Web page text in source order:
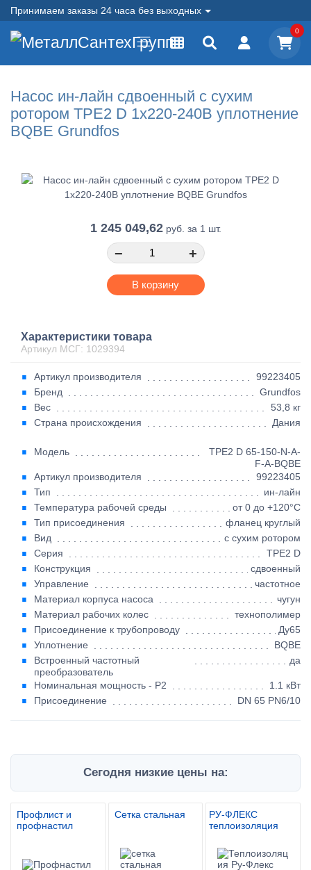
Принимаем заказы 24 часа без выходных
0
Насос ин-лайн сдвоенный с сухим
ротором TPE2 D 1х220-240В уплотнение
BQBE Grundfos
1 245 049,62руб. за 1 шт.
− +
В корзину
Характеристики товара
Артикул МСГ: 1029394
Артикул производителя
99223405
Бренд
Grundfos
Вес
53,8 кг
Страна происхождения
Дания
Модель
TPE2 D 65-150-N-A-
F-A-BQBE
Артикул производителя
99223405
Тип
ин-лайн
Температура рабочей среды
от 0 до +120°C
Тип присоединения
фланец круглый
Вид
с сухим ротором
Серия
TPE2 D
Конструкция
сдвоенный
Управление
частотное
Материал корпуса насоса
чугун
Материал рабочих колес
технополимер
Присоединение к трубопроводу
Ду65
Уплотнение
BQBE
Встроенный частотный
преобразователь
да
Номинальная мощность - P2
1.1 кВт
Присоединение
DN 65 PN6/10
Сегодня низкие цены на:
Профлист и
профнастил
Сетка стальная
РУ-ФЛЕКС
теплоизоляция